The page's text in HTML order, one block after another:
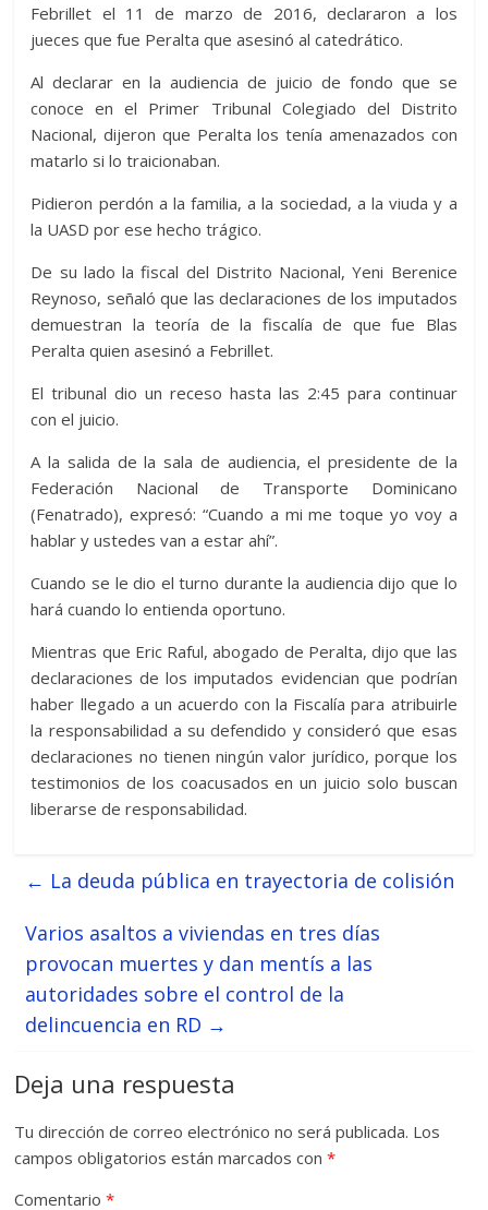
Febrillet el 11 de marzo de 2016, declararon a los
jueces que fue Peralta que asesinó al catedrático.
Al declarar en la audiencia de juicio de fondo que se
conoce en el Primer Tribunal Colegiado del Distrito
Nacional, dijeron que Peralta los tenía amenazados con
matarlo si lo traicionaban.
Pidieron perdón a la familia, a la sociedad, a la viuda y a
la UASD por ese hecho trágico.
De su lado la fiscal del Distrito Nacional, Yeni Berenice
Reynoso, señaló que las declaraciones de los imputados
demuestran la teoría de la fiscalía de que fue Blas
Peralta quien asesinó a Febrillet.
El tribunal dio un receso hasta las 2:45 para continuar
con el juicio.
A la salida de la sala de audiencia, el presidente de la
Federación Nacional de Transporte Dominicano
(Fenatrado), expresó: “Cuando a mi me toque yo voy a
hablar y ustedes van a estar ahí”.
Cuando se le dio el turno durante la audiencia dijo que lo
hará cuando lo entienda oportuno.
Mientras que Eric Raful, abogado de Peralta, dijo que las
declaraciones de los imputados evidencian que podrían
haber llegado a un acuerdo con la Fiscalía para atribuirle
la responsabilidad a su defendido y consideró que esas
declaraciones no tienen ningún valor jurídico, porque los
testimonios de los coacusados en un juicio solo buscan
liberarse de responsabilidad.
← La deuda pública en trayectoria de colisión
Varios asaltos a viviendas en tres días
provocan muertes y dan mentís a las
autoridades sobre el control de la
delincuencia en RD →
Deja una respuesta
Tu dirección de correo electrónico no será publicada. Los
campos obligatorios están marcados con*
Comentario*